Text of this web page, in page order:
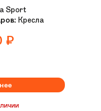
Sport
Кресла
₽